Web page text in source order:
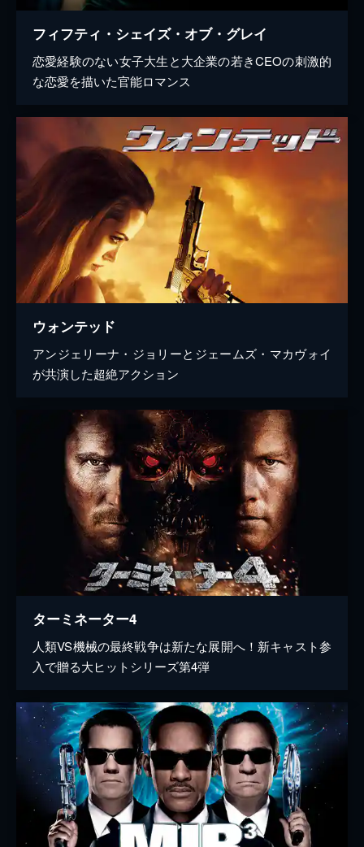
フィフティ・シェイズ・オブ・グレイ
恋愛経験のない女子大生と大企業の若きCEOの刺激的
な恋愛を描いた官能ロマンス
ウォンテッド
アンジェリーナ・ジョリーとジェームズ・マカヴォイ
が共演した超絶アクション
ターミネーター4
人類VS機械の最終戦争は新たな展開へ！新キャスト参
入で贈る大ヒットシリーズ第4弾